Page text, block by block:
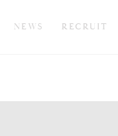
NEWS RECRUIT